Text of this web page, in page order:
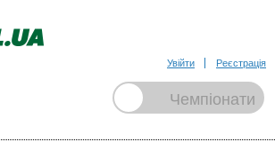
Увійти Реєстрація